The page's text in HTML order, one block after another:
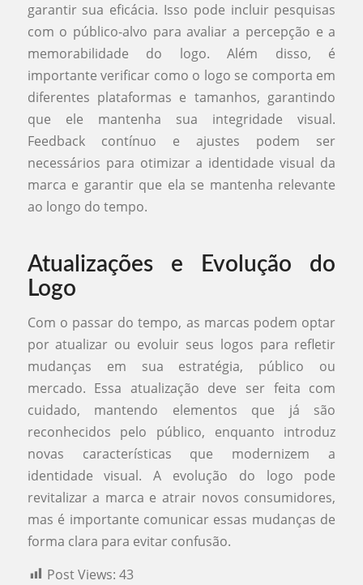
garantir sua eficácia. Isso pode incluir pesquisas
com o público-alvo para avaliar a percepção e a
memorabilidade do logo. Além disso, é
importante verificar como o logo se comporta em
diferentes plataformas e tamanhos, garantindo
que ele mantenha sua integridade visual.
Feedback contínuo e ajustes podem ser
necessários para otimizar a identidade visual da
marca e garantir que ela se mantenha relevante
ao longo do tempo.
Atualizações e Evolução do
Logo
Com o passar do tempo, as marcas podem optar
por atualizar ou evoluir seus logos para refletir
mudanças em sua estratégia, público ou
mercado. Essa atualização deve ser feita com
cuidado, mantendo elementos que já são
reconhecidos pelo público, enquanto introduz
novas características que modernizem a
identidade visual. A evolução do logo pode
revitalizar a marca e atrair novos consumidores,
mas é importante comunicar essas mudanças de
forma clara para evitar confusão.
Post Views: 43